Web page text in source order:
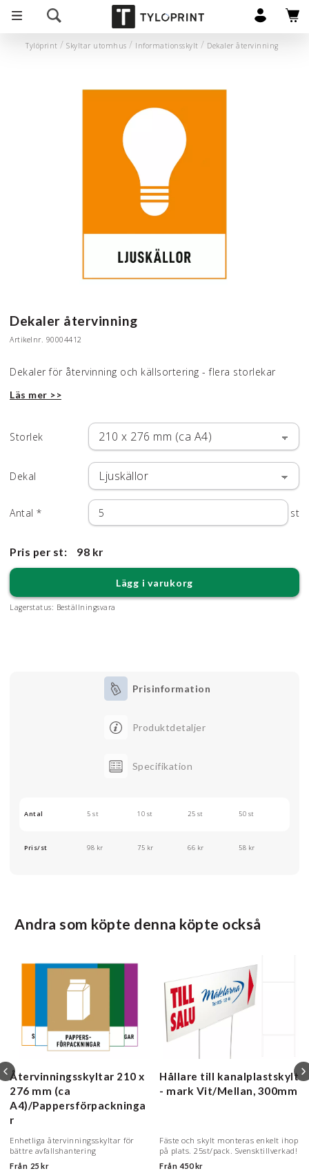
Tylöprint Skyltar utomhus Informationsskylt Dekaler återvinning
Dekaler återvinning
Artikelnr. 90004412
Dekaler för återvinning och källsortering - flera storlekar
Läs mer >>
Storlek
Dekal
Antal * st
Pris per st: 98 kr
Lägg i varukorg
Lagerstatus: Beställningsvara
Prisinformation
Produktdetaljer
Specifikation
Antal 5 st 10 st 25 st 50 st
Pris/st 98 kr 75 kr 66 kr 58 kr
Andra som köpte denna köpte också
Återvinningsskyltar 210 x
276 mm (ca
A4)/Pappersförpackninga
r
Enhetliga återvinningsskyltar för
bättre avfallshantering
Från 25 kr
Hållare till kanalplastskylt
- mark Vit/Mellan, 300mm
Fäste och skylt monteras enkelt ihop
på plats. 25st/pack. Svensktillverkad!
Från 450 kr